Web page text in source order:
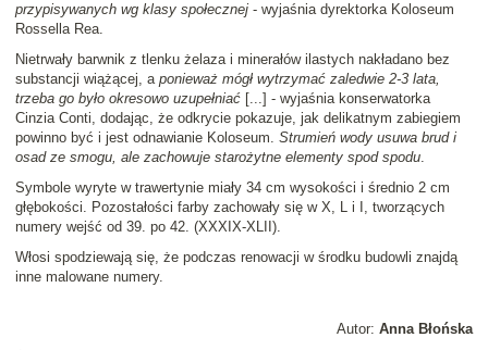
przypisywanych wg klasy społecznej - wyjaśnia dyrektorka Koloseum
Rossella Rea.
Nietrwały barwnik z tlenku żelaza i minerałów ilastych nakładano bez
substancji wiążącej, a ponieważ mógł wytrzymać zaledwie 2-3 lata,
trzeba go było okresowo uzupełniać [...] - wyjaśnia konserwatorka
Cinzia Conti, dodając, że odkrycie pokazuje, jak delikatnym zabiegiem
powinno być i jest odnawianie Koloseum. Strumień wody usuwa brud i
osad ze smogu, ale zachowuje starożytne elementy spod spodu.
Symbole wyryte w trawertynie miały 34 cm wysokości i średnio 2 cm
głębokości. Pozostałości farby zachowały się w X, L i I, tworzących
numery wejść od 39. po 42. (XXXIX-XLII).
Włosi spodziewają się, że podczas renowacji w środku budowli znajdą
inne malowane numery.
Autor: Anna Błońska